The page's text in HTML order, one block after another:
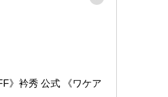
》衿秀 公式 《ワケア